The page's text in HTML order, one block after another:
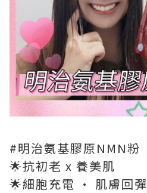
#明治氨基膠原NMN粉
🌟抗初老 x 養美肌
🌟細胞充電 · 肌膚回彈